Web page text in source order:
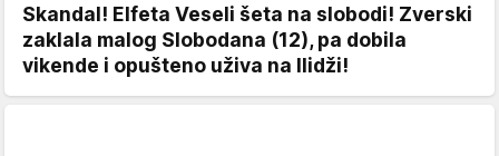
Skandal! Elfeta Veseli šeta na slobodi! Zverski
zaklala malog Slobodana (12), pa dobila
vikende i opušteno uživa na Ilidži!